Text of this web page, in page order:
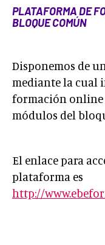
PLATAFORMA DE
BLOQUE COMÚN
Disponemos de
mediante la cual
formación online
módulos del
El enlace para
plataforma es
http://